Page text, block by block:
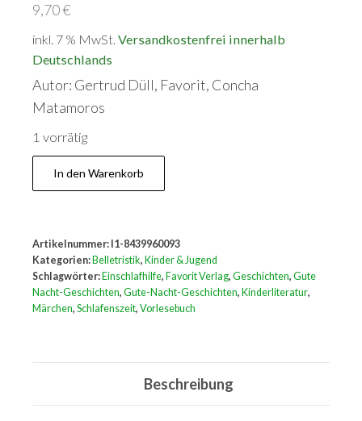
9,70€
inkl. 7 % MwSt. Versandkostenfrei innerhalb
Deutschlands
Autor: Gertrud Düll, Favorit, Concha
Matamoros
1 vorrätig
Gute
Nacht-
In den Warenkorb
Artikelnummer: I1-8439960093
Kategorien: Belletristik, Kinder & Jugend
Schlagwörter: Einschlafhilfe, Favorit Verlag, Geschichten, Gute
Nacht-Geschichten, Gute-Nacht-Geschichten, Kinderliteratur,
Märchen, Schlafenszeit, Vorlesebuch
Beschreibung